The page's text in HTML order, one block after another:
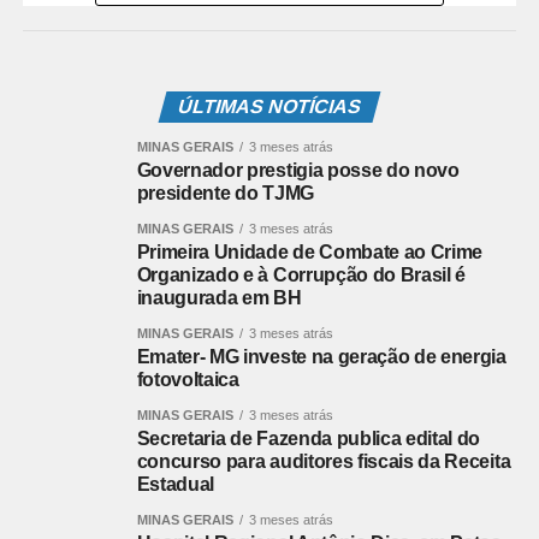
Federal ao IFSULDEMINAS hoje, 19 de abril, em
Muzambinho, no Campus do IFSULDEMINAS, às 11h da
manhã. Estarão presentes o Delegado da Receita
Federal do Brasil em Varginha, auditor-fiscal Michel
Lopes Teodoro e o Reitor do IFSULDEMINAS Prof.
Marcelo Bregagnoli.
Além das quase 3800 peças, nesta quinta-feira, 15 de
abril, outra doação foi feita pela Receita Federal ao
IFSULDEMINAS: 160 mil litros de bebidas destiladas que
serão transformadas em álcool gel 70%. Essas bebidas
foram apreendidas em uma fábrica clandestina de
cachaça em Montes Claros, em uma operação de
fiscalização da Receita Federal e PMMG.
Leia Também: DEPUTADO EMIDINHO MADEIRA É O
ÚLTIMAS NOTÍCIAS
MINAS GERAIS 3 meses atrás
Governador prestigia posse do novo
presidente do TJMG
MINAS GERAIS 3 meses atrás
Primeira Unidade de Combate ao Crime
Organizado e à Corrupção do Brasil é
inaugurada em BH
MINAS GERAIS 3 meses atrás
Emater- MG investe na geração de energia
fotovoltaica
MINAS GERAIS 3 meses atrás
Secretaria de Fazenda publica edital do
concurso para auditores fiscais da Receita
Estadual
MINAS GERAIS 3 meses atrás